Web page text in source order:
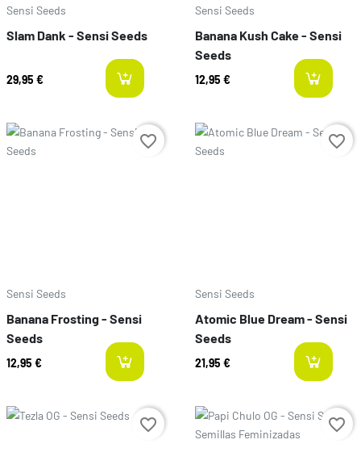
Sensi Seeds
Slam Dank - Sensi Seeds
29,95 € available
Sensi Seeds
Banana Kush Cake - Sensi
Seeds
12,95 €
Precio
Sensi Seeds
Banana Frosting - Sensi
Seeds
12,95 € available
favorite_border Precio
Sensi Seeds
Atomic Blue Dream - Sensi
Seeds
21,95 €
favorite_border
Precio favorite_border Precio favorite_border